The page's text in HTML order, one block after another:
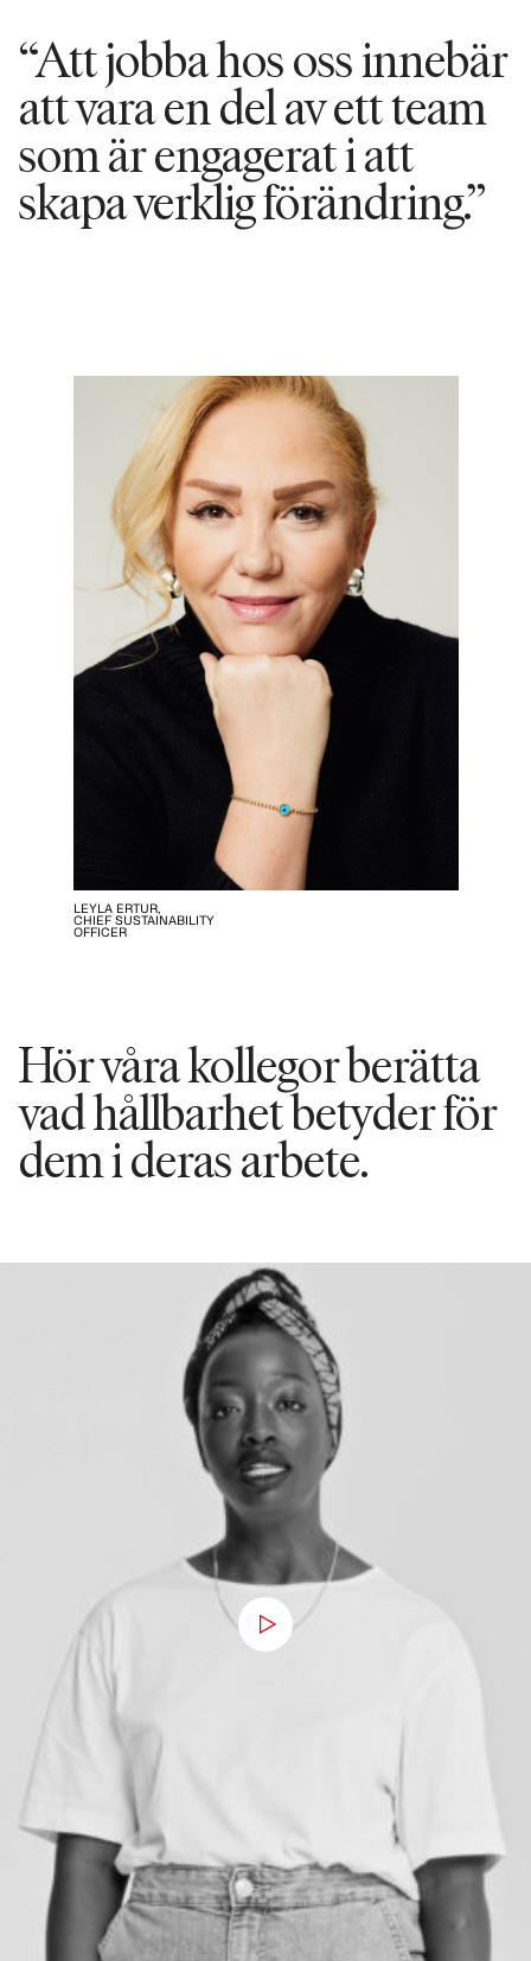
“Att jobba hos oss innebär
att vara en del av ett team
som är engagerat i att
skapa verklig förändring.”
LEYLA ERTUR,
CHIEF SUSTAINABILITY
OFFICER
Hör våra kollegor berätta
vad hållbarhet betyder för
dem i deras arbete.